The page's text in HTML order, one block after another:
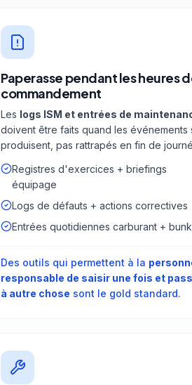
Paperasse pendant les heures
commandement
Les logs ISM et entrées de
doivent être faits quand les événements
produisent, pas rattrapés en fin de
Registres d'exercices + briefings
équipage
Logs de défauts + actions correctives
Entrées quotidiennes carburant +
Des outils qui permettent à la
responsable de saisir une fois et
à autre chose sont le gold standard.